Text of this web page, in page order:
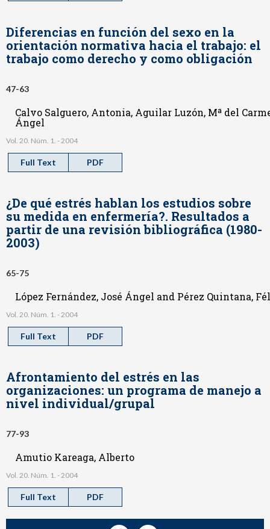
Diferencias en función del sexo en la
orientación normativa hacia el trabajo: el
trabajo como derecho y como obligación
47-63
Calvo Salguero, Antonia, Aguilar Luzón, Mª del
Ángel
Vol. 20. Núm. 1. - 2004
Full Text PDF
¿De qué estrés hablan los estudios sobre
su medida en enfermería?. Resultados a
partir de una revisión bibliográfica (1980-
2003)
65-75
López Fernández, José Ángel and Pérez Quintana,
Vol. 20. Núm. 1. - 2004
Full Text PDF
Afrontamiento del estrés en las
organizaciones: un programa de manejo a
nivel individual/grupal
77-93
Amutio Kareaga, Alberto
Vol. 20. Núm. 1. - 2004
Full Text PDF